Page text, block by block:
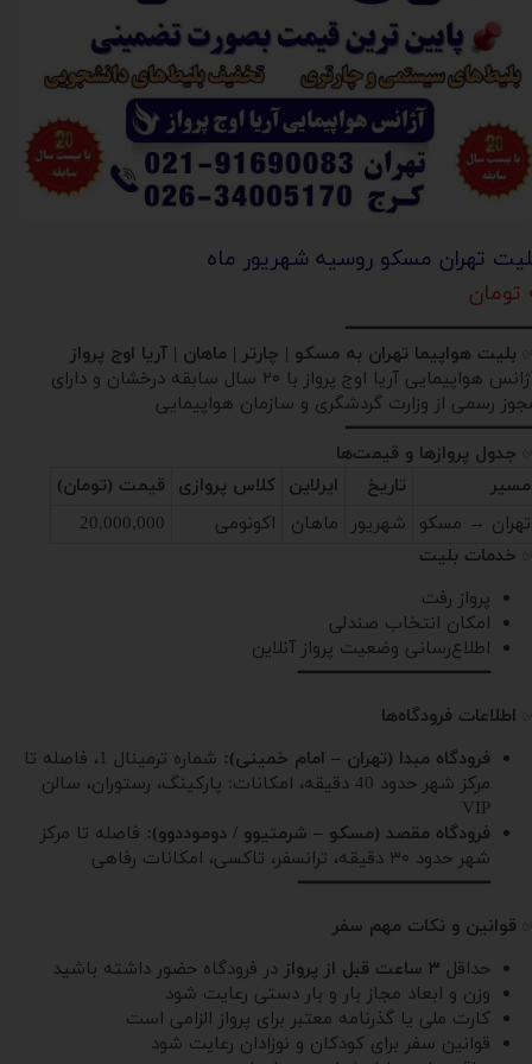
تهران مسکو روسیه شهریور ماه
بلیت هواپیما تهران به مسکو | چارتر | ماهان | آریا اوج پرواز
آژانس هواپیمایی آریا اوج پرواز با ۲۰ سال سابقه درخشان و دارای
رسمی از وزارت گردشگری و سازمان هواپیمایی
جدول پروازها و قیمت‌ها
مسیر
تاریخ ایرلاین کلاس پروازی
قیمت (تومان)
تهران → مسکو
شهریور ماهان اکونومی
20,000,000
خدمات بلیت
پرواز رفت
امکان انتخاب صندلی
اطلاع‌رسانی وضعیت پرواز آنلاین
━━━━━━━━━━━━━━━━━━
اطلاعات فرودگاه‌ها
فرودگاه مبدا (تهران – امام خمینی):
شماره ترمینال 1، فاصله تا
مرکز شهر حدود 40 دقیقه، امکانات: پارکینگ، رستوران، سالن
VIP
فرودگاه مقصد (مسکو – شرمتیوو / دوموددوو): فاصله تا مرکز
شهر حدود ۳۰ دقیقه، ترانسفر، تاکسی، امکانات رفاهی
━━━━━━━━━━━━━━━━━━
قوانین و نکات مهم سفر
حداقل ۳ ساعت قبل از پرواز
در فرودگاه حضور داشته باشید
وزن و ابعاد مجاز بار و بار دستی رعایت شود
کارت ملی یا گذرنامه معتبر برای پرواز الزامی است
قوانین سفر برای کودکان و نوزادان رعایت شود